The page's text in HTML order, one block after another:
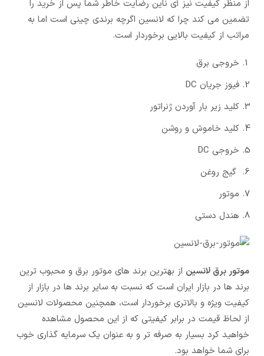
از منظر کیفیت نیز آی ناین رضایت خاطر شما پس از خرید را
تضمین می کند چرا که لانسین اگرچه برندی چینی است اما به
مراتب از کیفیت بالایی برخوردار است.
خروجی برق
فیوز جریان DC
کلید زیر بار آوردن ژنراتور
کلید خاموش و روشن
خروجی DC
گیج روغن
موتور
هندل دستی
موتور برق لانسین از بهترین برند های موتور برق و محبوب ترین
برند ها در بازار ایران است که نسبت به سایر برند ها در بازار از
کیفیت ویژه و بالاتری برخوردار است، همچنین محصولات لانسین
از لحاظ قیمت در برابر کیفیتی که از این محصول مشاهده
خواهید کرد بسیار به صرفه تر و به عنوان یک سرمایه گذاری خوب
برای شما خواهد بود.